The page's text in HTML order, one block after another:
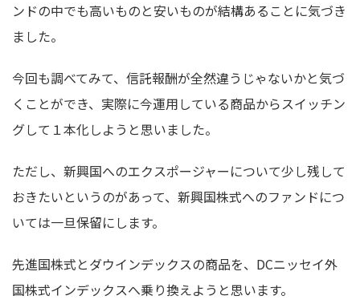
ンドの中でも高いものと安いものが結構あることに気づき
ました。
今回も調べてみて、信託報酬が全然違うじゃないかと気づ
くことができ、実際に今運用している商品からスイッチン
グして１本化しようと思いました。
ただし、新興国へのエクスポージャーについて少し残して
おきたいというのがあって、新興国株式へのファンドにつ
いては一旦保留にします。
先進国株式とダウインデックスの商品を、DCニッセイ外
国株式インデックスへ乗り換えようと思います。